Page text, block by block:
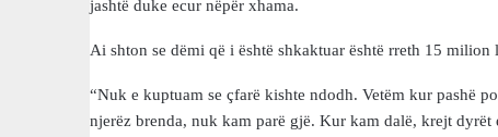
jashtë duke ecur nëpër xhama.
Ai shton se dëmi që i është shkaktuar është rreth 15 milion
“Nuk e kuptuam se çfarë kishte ndodh. Vetëm kur pashë
njerëz brenda, nuk kam parë gjë. Kur kam dalë, krejt